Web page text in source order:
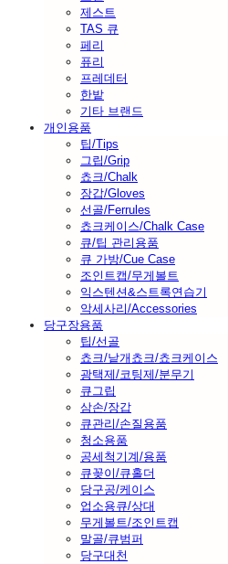
제스트
TAS 큐
페리
퓨리
프레데터
한밭
기타 브랜드
개인용품
팁/Tips
그립/Grip
쵸크/Chalk
장갑/Gloves
선골/Ferrules
쵸크케이스/Chalk Case
큐/팁 관리용품
큐 가방/Cue Case
조인트캡/무게볼트
익스텐션&스트록연습기
악세사리/Accessories
당구장용품
팁/선골
쵸크/낱개쵸크/쵸크케이스
광택제/코팅제/분무기
큐그립
삼손/장갑
큐관리/손질용품
청소용품
공세척기계/용품
큐꽂이/큐홀더
당구공/케이스
업소용큐/상대
무게볼트/조인트캡
말골/큐범퍼
당구대천